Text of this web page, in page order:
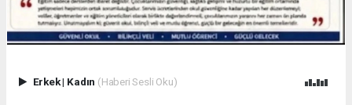
Erkek| Kadın (Haberi Sesli Oku)